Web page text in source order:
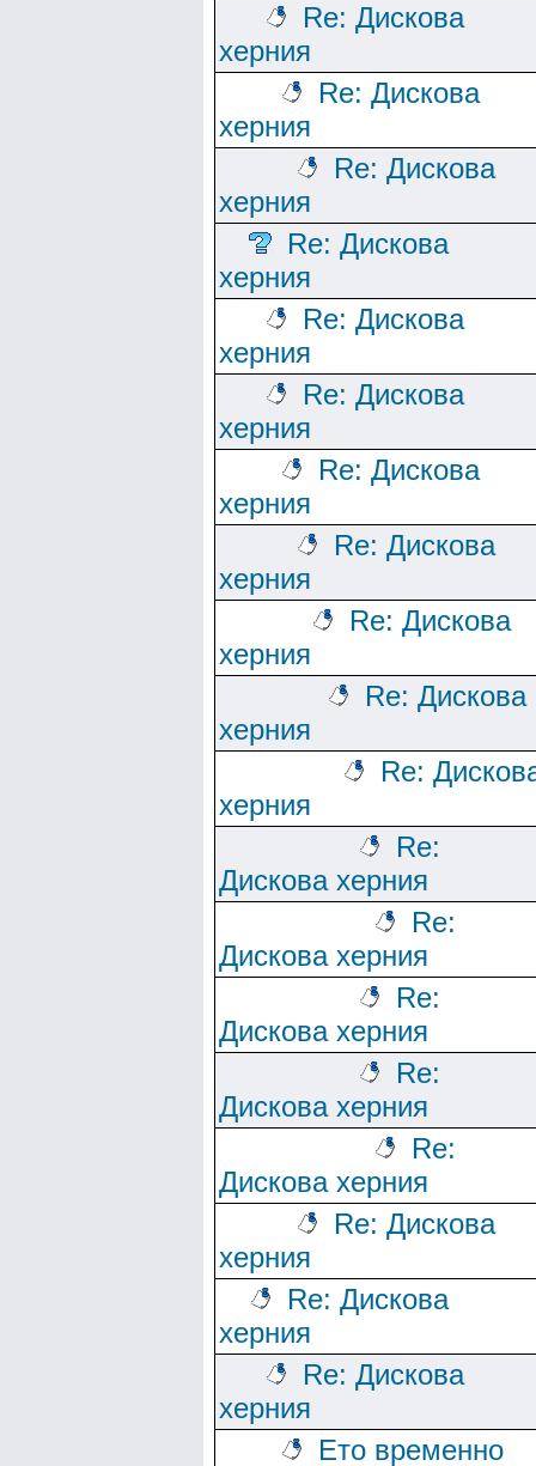
Re: Дискова
херния
Re: Дискова
херния
Re: Дискова
херния
Re: Дискова
херния
Re: Дискова
херния
Re: Дискова
херния
Re: Дискова
херния
Re: Дискова
херния
Re: Дискова
херния
Re: Дискова
херния
Re:
херния
Re:
Дискова херния
Re:
Дискова херния
Re:
Дискова херния
Re:
Дискова херния
Re:
Дискова херния
Re: Дискова
херния
Re: Дискова
херния
Re: Дискова
херния
Ето временно